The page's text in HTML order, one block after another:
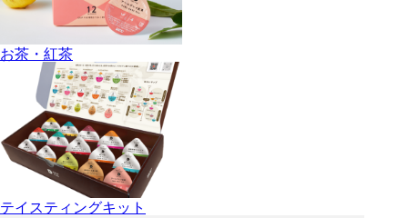
お茶・紅茶
テイスティングキット